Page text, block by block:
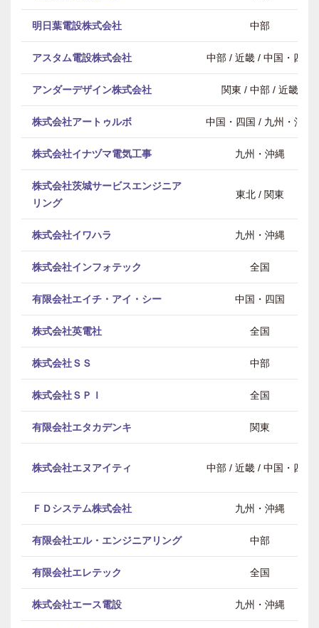
明日葉電設株式会社 中部
アスタム電設株式会社 中部 / 近畿 / 中国・四国
アンダーデザイン株式会社 関東 / 中部 / 近畿
株式会社アートゥルボ 中国・四国 / 九州・沖縄
株式会社イナヅマ電気工事 九州・沖縄
株式会社茨城サービスエンジニア
リング
東北 / 関東
株式会社イワハラ 九州・沖縄
株式会社インフォテック 全国
有限会社エイチ・アイ・シー 中国・四国
株式会社英電社 全国
株式会社ＳＳ 中部
株式会社ＳＰＩ 全国
有限会社エタカデンキ 関東
株式会社エヌアイティ 中部 / 近畿 / 中国・四国
ＦＤシステム株式会社 九州・沖縄
有限会社エル・エンジニアリング 中部
有限会社エレテック 全国
株式会社エース電設 九州・沖縄